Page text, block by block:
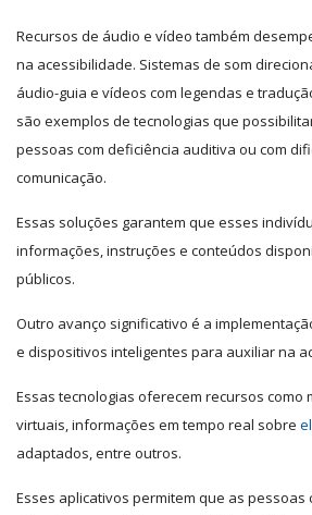
Recursos de áudio e vídeo também
na acessibilidade. Sistemas de som
áudio-guia e vídeos com legendas e
são exemplos de tecnologias que
pessoas com deficiência auditiva ou com
comunicação.
Essas soluções garantem que esses
informações, instruções e conteúdos
públicos.
Outro avanço significativo é a
e dispositivos inteligentes para auxiliar na
Essas tecnologias oferecem recursos como
virtuais, informações em tempo real sobre
adaptados, entre outros.
Esses aplicativos permitem que as pessoas